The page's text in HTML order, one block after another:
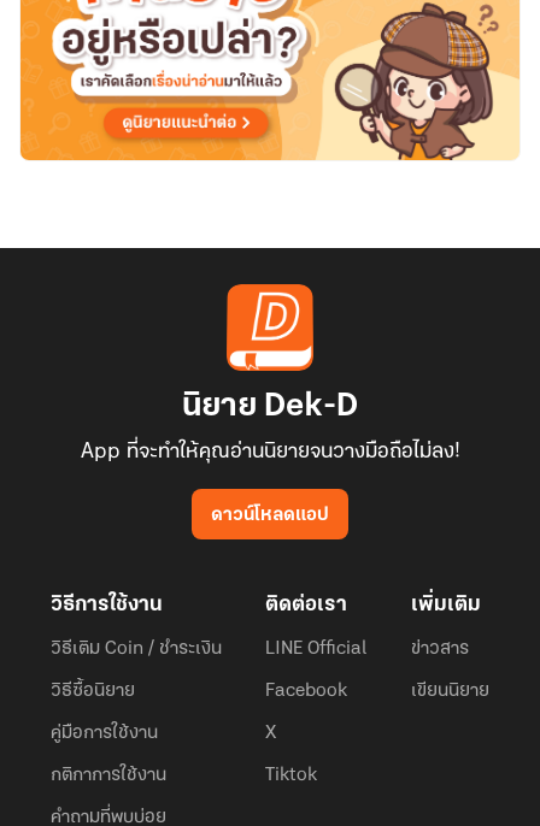
นิยาย Dek-D
App ที่จะทำให้คุณอ่านนิยายจนวางมือถือไม่ลง!
ดาวน์โหลดแอป
วิธีการใช้งาน
วิธีเติม Coin / ชำระเงิน
วิธีซื้อนิยาย
คู่มือการใช้งาน
กติกาการใช้งาน
คำถามที่พบบ่อย
ติดต่อเรา
LINE Official
Facebook
X
Tiktok
เพิ่มเติม
ข่าวสาร
เขียนนิยาย